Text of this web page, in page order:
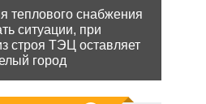
теплового снабжения
ситуации, при
строя ТЭЦ оставляет
город